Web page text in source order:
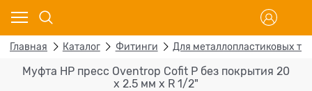
Главная Каталог Фитинги Для металлопластиковых
Муфта НР пресс Oventrop Cofit P без покрытия 20
х 2.5 мм х R 1/2"